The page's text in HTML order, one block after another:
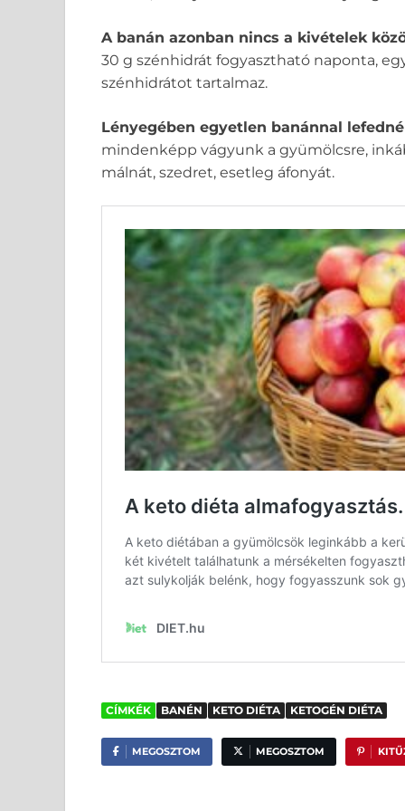
A banán azonban nincs a kivételek
30 g szénhidrát fogyasztható naponta,
szénhidrátot tartalmaz.
Lényegében egyetlen banánnal
mindenképp vágyunk a gyümölcsre,
málnát, szedret, esetleg áfonyát.
CÍMKÉK BANÉN KETO DIÉTA KETOGÉN DIÉTA
MEGOSZTOM MEGOSZTOM